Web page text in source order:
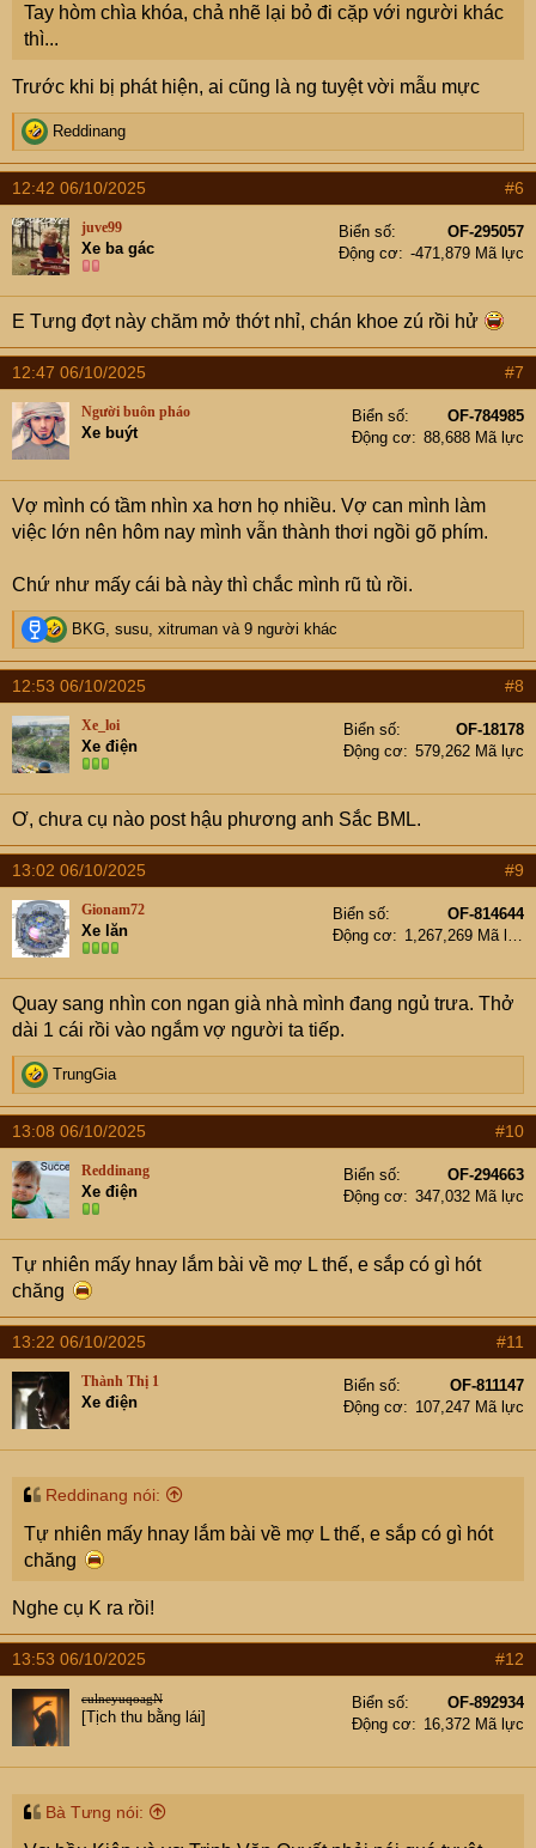
Tay hòm chìa khóa, chả nhẽ lại bỏ đi cặp với người khác
thì...
Trước khi bị phát hiện, ai cũng là ng tuyệt vời mẫu mực
R
e
a
c
t
i
o
n
s
:
Reddinang
12:42 06/10/2025 #6
juve99
Xe ba gác
Biển số
OF-295057
Động cơ
-471,879 Mã lực
E Tưng đợt này chăm mở thớt nhỉ, chán khoe zú rồi hử
12:47 06/10/2025 #7
Người buôn pháo
Xe buýt
Biển số
OF-784985
Động cơ
88,688 Mã lực
Vợ mình có tầm nhìn xa hơn họ nhiều. Vợ can mình làm
việc lớn nên hôm nay mình vẫn thành thơi ngồi gõ phím.
Chứ như mấy cái bà này thì chắc mình rũ tù rồi.
R
e
a
c
s
:
BKG susu xitruman và 9 người khác
12:53 06/10/2025 #8
Xe_loi
Xe điện
Biển số
OF-18178
Động cơ
579,262 Mã lực
Ơ, chưa cụ nào post hậu phương anh Sắc BML.
13:02 06/10/2025 #9
Gionam72
Xe lăn
Biển số
OF-814644
Động cơ
Quay sang nhìn con ngan già nhà mình đang ngủ trưa. Thở
dài 1 cái rồi vào ngắm vợ người ta tiếp.
R
e
a
c
t
i
o
n
s
:
TrungGia
13:08 06/10/2025 #10
Reddinang
Xe điện
Biển số
OF-294663
Động cơ
347,032 Mã lực
Tự nhiên mấy hnay lắm bài về mợ L thế, e sắp có gì hót
chăng
13:22 06/10/2025 #11
Thành Thị 1
Xe điện
Biển số
OF-811147
Động cơ
107,247 Mã lực
Reddinang nói:
Tự nhiên mấy hnay lắm bài về mợ L thế, e sắp có gì hót
chăng
Nghe cụ K ra rồi!
13:53 06/10/2025 #12
culneyuqoagN
[Tịch thu bằng lái]
Biển số
OF-892934
Động cơ
16,372 Mã lực
Bà Tưng nói: